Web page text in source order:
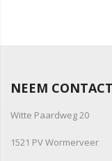
NEEM
Witte Paardweg 20
1521 PV Wormerveer